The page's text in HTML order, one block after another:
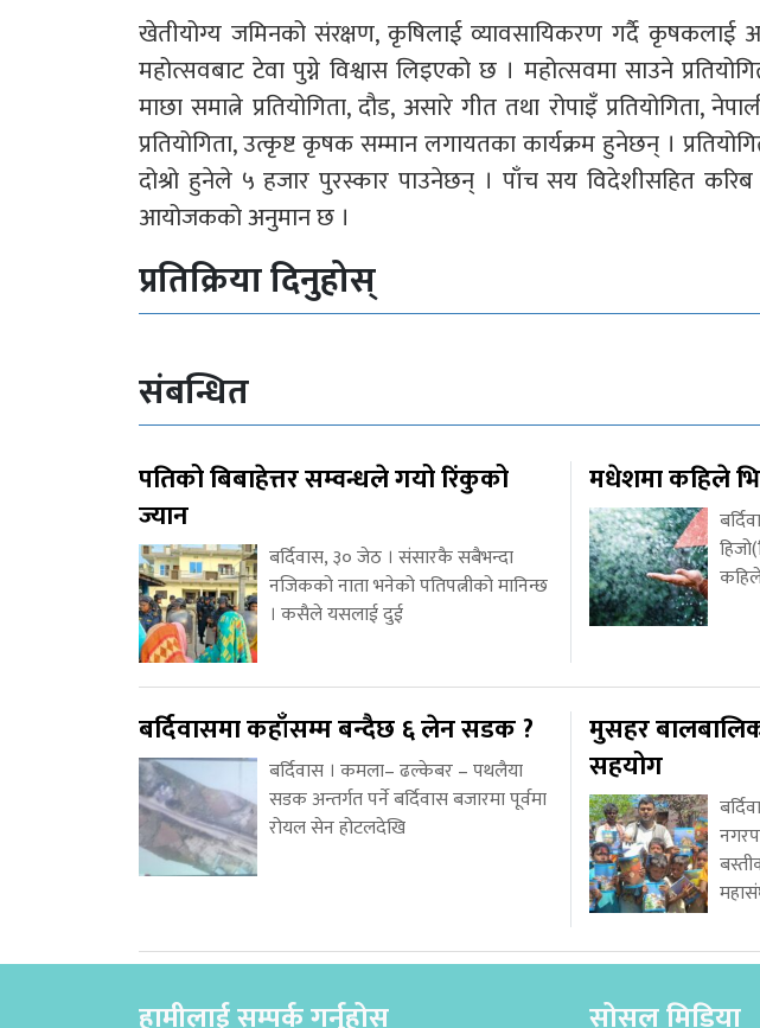
खेतीयोग्य जमिनको संरक्षण, कृषिलाई व्यावसायिकरण गर्दै कृषकलाई
महोत्सवबाट टेवा पुग्ने विश्वास लिइएको छ । महोत्सवमा साउने
माछा समात्ने प्रतियोगिता, दौड, असारे गीत तथा रोपाइँ प्रतियोगिता,
प्रतियोगिता, उत्कृष्ट कृषक सम्मान लगायतका कार्यक्रम हुनेछन् ।
दोश्रो हुनेले ५ हजार पुरस्कार पाउनेछन् । पाँच सय विदेशीसहित
आयोजकको अनुमान छ ।
प्रतिक्रिया दिनुहोस्
संबन्धित
पतिको बिबाहेत्तर सम्वन्धले गयो रिंकुको
ज्यान
बर्दिवास, ३० जेठ । संसारकै सबैभन्दा
नजिकको नाता भनेको पतिपत्नीको मानिन्छ
। कसैले यसलाई दुई
मधेशमा कहिले
बर्दिवासमा कहाँसम्म बन्दैछ ६ लेन सडक ?
बर्दिवास । कमला– ढल्केबर – पथलैया
सडक अन्तर्गत पर्ने बर्दिवास बजारमा पूर्वमा
रोयल सेन होटलदेखि
मुसहर
सहयोग
हामीलाई सम्पर्क गर्नुहोस सोसल मिडिया